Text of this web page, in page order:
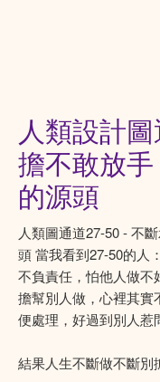
人類設計
擔不敢放
的源頭
人類圖通道27-50 - 不
頭 當我看到27-50的人
不負責任，怕他人做不
擔幫別人做，心裡其實
便處理，好過到別人惹
結果人生不斷做不斷別